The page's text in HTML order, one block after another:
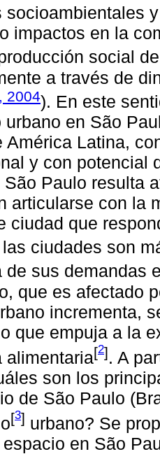
socioambientales
impactos en la
social
a través de
2004). En este
urbano en São
América Latina,
y con potencial
Paulo resulta
articularse con la
ciudad que
ciudades son
de sus demandas
que es afectado
incrementa,
que empuja a la
alimentaria[2]. A
son los
de São Paulo
[3] urbano? Se
en São